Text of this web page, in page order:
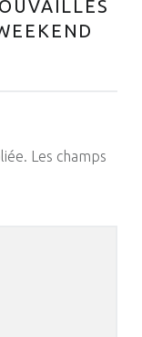
Les champs